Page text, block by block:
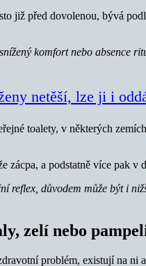
již před dovolenou, bývá
komfort nebo
netěší, lze ji i
toalety, v některých
zácpa, a podstatně více pak v
reflex, důvodem může být i
zelí nebo
problém, existují na